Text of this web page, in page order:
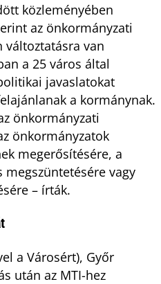
közleményében
az önkormányzati
van
a 25 város által
javaslatokat
a kormánynak.
önkormányzati
önkormányzatok
megerősítésére, a
vagy
– írták.
a Városért), Győr
után az MTI-hez